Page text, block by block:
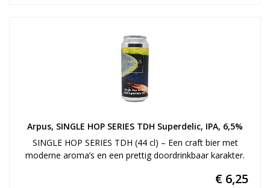
Arpus, SINGLE HOP SERIES TDH Superdelic, IPA, 6,5%
SINGLE HOP SERIES TDH (44 cl) – Een craft bier met
moderne aroma’s en een prettig doordrinkbaar karakter.
€ 6,25